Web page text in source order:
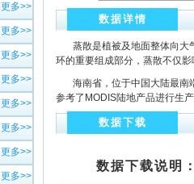
更多>>
更多>>
更多>>
更多>>
更多>>
更多>>
更多>>
更多>>
数据详情
蒸散是植被及地面整体向大
环的重要组成部分，蒸散不仅
海南省，位于中国大陆最南
参考了MODIS陆地产品进行生
数据下载
数据下载说明